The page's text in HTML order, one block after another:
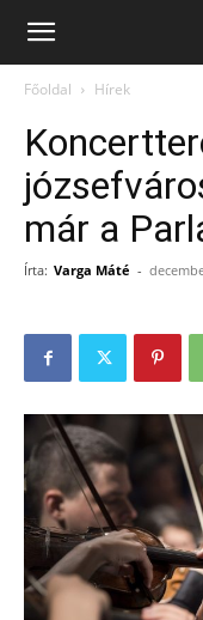
Jövő
Főoldal Hírek
már a
Írta: Varga Máté -